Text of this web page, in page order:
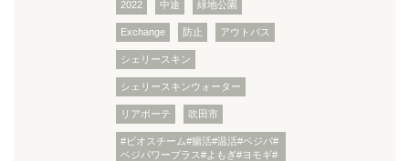
2022 中途 緑地公園
Exchange 防止 アウトバス
シェリースキン
シェリースキンウォーター
リアボーテ 吹田市
#ビオスチーム#腸活#温活#ベジパ#
ベジパワープラス#よもぎ#ヨモギ#